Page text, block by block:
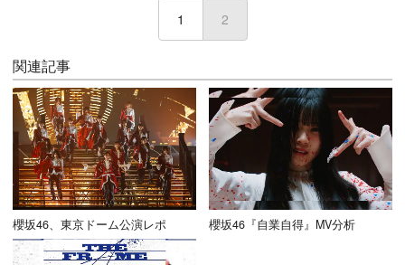
1 2
関連記事
櫻坂46、東京ドーム公演レポ 櫻坂46『自業自得』MV分析